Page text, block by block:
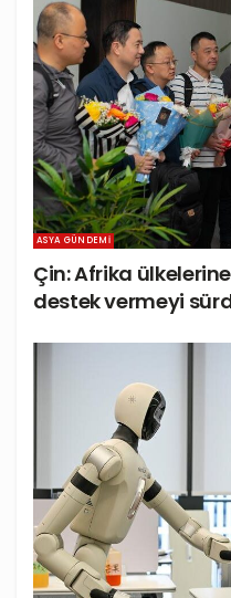
ASYA GÜNDEMI
Çin: Afrika
destek vermeyi